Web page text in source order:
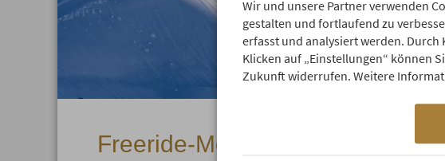
Freeride-Mölglichkeiten
Wir und unsere Partner verwenden
gestalten und fortlaufend zu
erfasst und analysiert werden. Durch
Klicken auf „Einstellungen“ können
Zukunft widerrufen. Weitere